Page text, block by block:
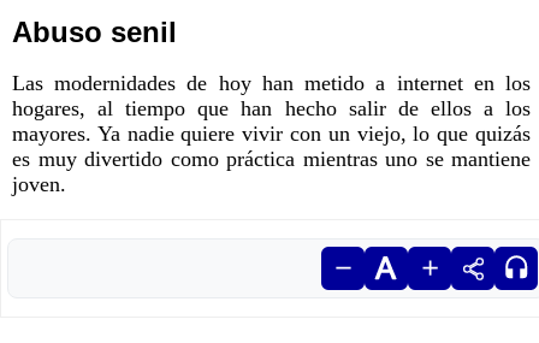
Abuso senil
Las modernidades de hoy han metido a internet en los
hogares, al tiempo que han hecho salir de ellos a los
mayores. Ya nadie quiere vivir con un viejo, lo que quizás
es muy divertido como práctica mientras uno se mantiene
joven.